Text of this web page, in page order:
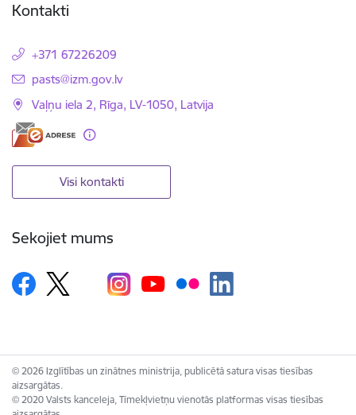
Kontakti
+371 67226209
E-pasts:
pasts@izm.gov.lv
Vaļņu iela 2, Rīga, LV-1050, Latvija
Visi kontakti
Sekojiet mums
© 2026 Izglītības un zinātnes ministrija, publicētā satura visas tiesības
aizsargātas.
© 2020 Valsts kanceleja, Tīmekļvietņu vienotās platformas visas tiesības